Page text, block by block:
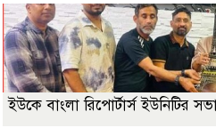
ইউকে বাংলা রিপোর্টার্স ইউনিটির